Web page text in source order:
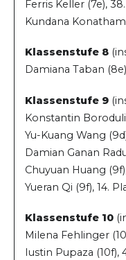
Ferris Keller (7e),
Kundana Konatham
Klassenstufe 8
Damiana Taban
Klassenstufe 9
Konstantin
Yu-Kuang Wang
Damian Ganan
Chuyuan Huang
Yueran Qi (9f), 14.
Klassenstufe 10
Milena Fehlinger
Iustin Pupaza (10f),